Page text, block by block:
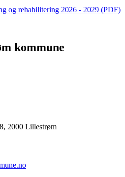
og rehabilitering 2026 - 2029 (PDF)
kommune
2000 Lillestrøm